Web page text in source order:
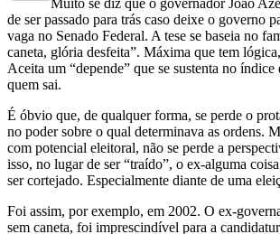
de ser passado para trás caso deixe o governo
vaga no Senado Federal. A tese se baseia no
caneta, glória desfeita”. Máxima que tem
Aceita um “depende” que se sustenta no
quem sai.
É óbvio que, de qualquer forma, se perde o
no poder sobre o qual determinava as ordens.
com potencial eleitoral, não se perde a
isso, no lugar de ser “traído”, o ex-alguma
ser cortejado. Especialmente diante de uma
Foi assim, por exemplo, em 2002. O ex-
sem caneta, foi imprescindível para a